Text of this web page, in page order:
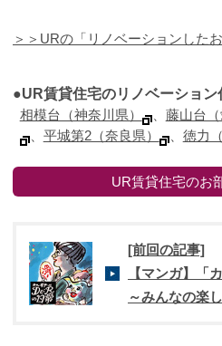
＞＞URの「リノベーションした
●UR賃貸住宅のリノベーショ
相模台（神奈川県） 、 藤山台（
、 平城第2（奈良県） 、 徳力
UR賃貸住宅のお
[前回の記事]
【マンガ】「
～みんなの楽